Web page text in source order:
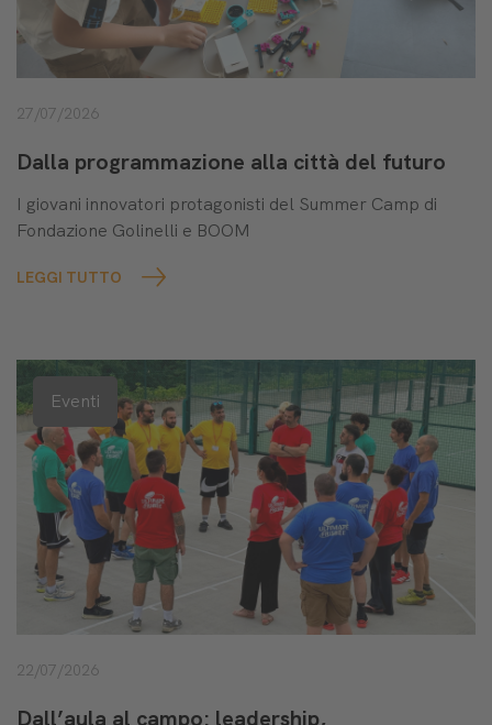
27/07/2026
Dalla programmazione alla città del futuro
I giovani innovatori protagonisti del Summer Camp di
Fondazione Golinelli e BOOM
LEGGI TUTTO
Eventi
22/07/2026
Dall’aula al campo: leadership,